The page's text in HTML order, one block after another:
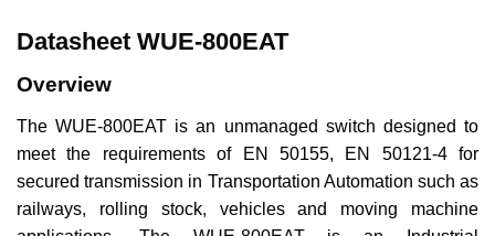
Datasheet WUE-800EAT
Overview
The WUE-800EAT is an unmanaged switch designed to
meet the requirements of EN 50155, EN 50121-4 for
secured transmission in Transportation Automation such as
railways, rolling stock, vehicles and moving machine